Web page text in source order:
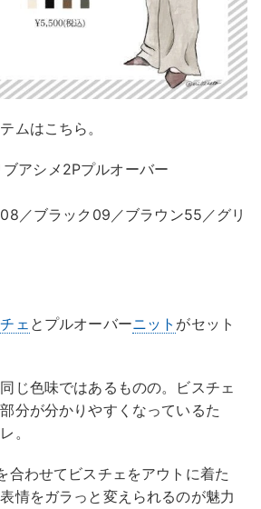
ムはこちら。
アシメ2Pプルオーバー
／ブラック09／ブラウン55／グリ
ェ とプルオーバーニット がセット
じ色味ではあるものの。ビスチェ
分が分かりやすくなっているた
。
合わせてビスチェをアウトに着た
情をガラっと変えられるのが魅力